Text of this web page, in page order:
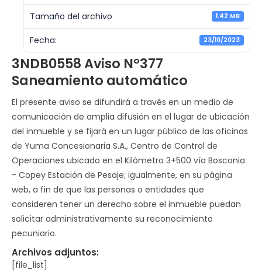
Tamaño del archivo 1.42 MB
Fecha: 23/10/2023
3NDB0558 Aviso N°377
Saneamiento automático
El presente aviso se difundirá a través en un medio de
comunicación de amplia difusión en el lugar de ubicación
del inmueble y se fijará en un lugar público de las oficinas
de Yuma Concesionaria S.A., Centro de Control de
Operaciones ubicado en el Kilómetro 3+500 vía Bosconia
- Copey Estación de Pesaje; igualmente, en su página
web, a fin de que las personas o entidades que
consideren tener un derecho sobre el inmueble puedan
solicitar administrativamente su reconocimiento
pecuniario.
Archivos adjuntos:
[file_list]